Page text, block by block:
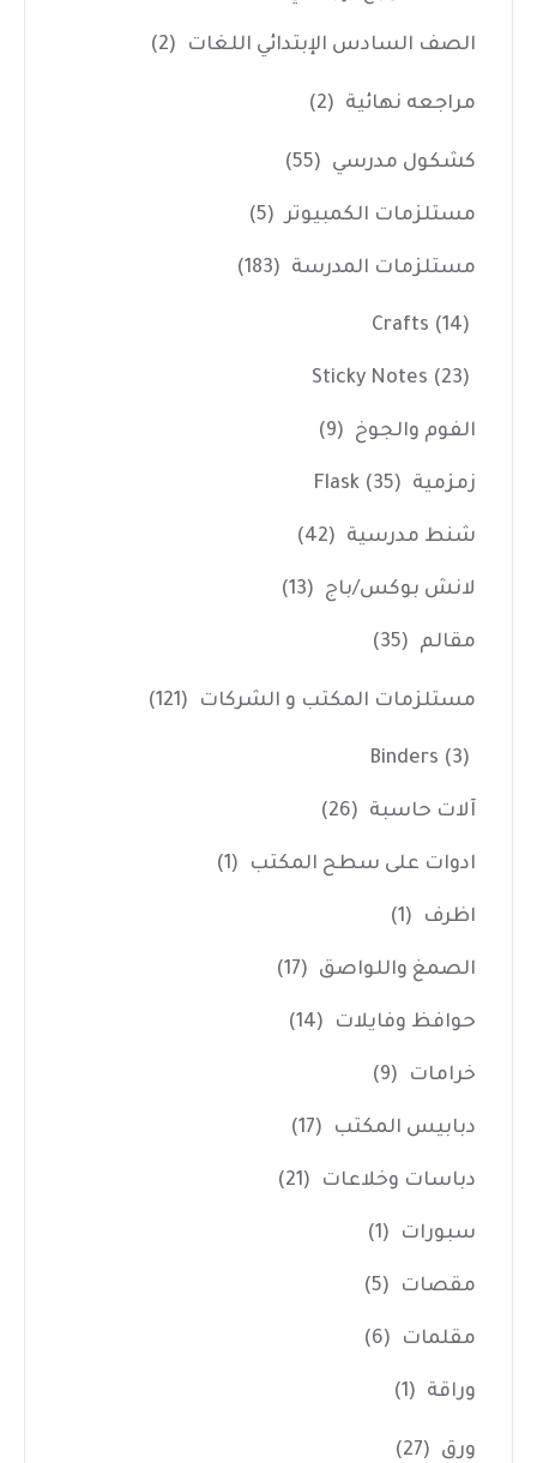
الصف السادس الإبتدائي اللغات (2)
مراجعه نهائية (2)
كشكول مدرسي (55)
مستلزمات الكمبيوتر (5)
مستلزمات المدرسة (183)
Crafts (14)
Sticky Notes (23)
الفوم والجوخ (9)
زمزمية Flask (35)
شنط مدرسية (42)
لانش بوكس/باج (13)
مقالم (35)
مستلزمات المكتب و الشركات (121)
Binders (3)
آلات حاسبة (26)
ادوات على سطح المكتب (1)
اظرف (1)
الصمغ واللواصق (17)
حوافظ وفايلات (14)
خرامات (9)
دبابيس المكتب (17)
دباسات وخلاعات (21)
سبورات (1)
مقصات (5)
مقلمات (6)
وراقة (1)
ورق (27)